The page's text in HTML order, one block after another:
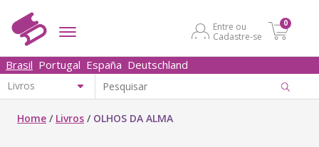
Entre ou
Cadastre-se
0
Brasil Portugal España Deutschland
Home / Livros / OLHOS DA ALMA